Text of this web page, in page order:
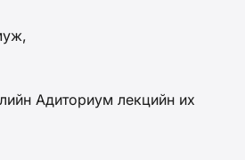
Адиториум лекцийн их